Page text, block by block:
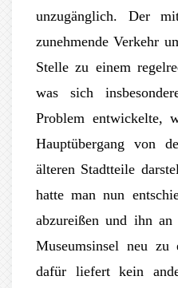
unzugänglich. Der
zunehmende Verkehr
Stelle zu einem
was sich
Problem entwickelte,
Hauptübergang von
älteren Stadtteile
hatte man nun
abzureißen und ihn
Museumsinsel neu
dafür liefert kein